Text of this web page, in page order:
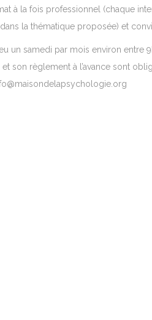
à la fois professionnel (chaque
la thématique proposée) et
un samedi par mois environ entre
et son règlement à l’avance sont